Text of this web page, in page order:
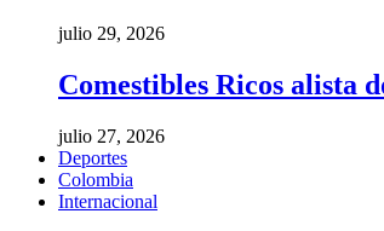
julio 29, 2026
Comestibles Ricos alista
julio 27, 2026
Deportes
Colombia
Internacional